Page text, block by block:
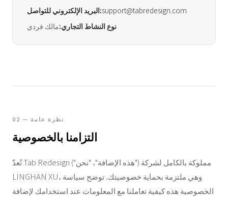
البريد الإلكتروني للتواصل:support@tabredesign.com
نوع النشاط التجاري:مالك فردي
02 — نظرة عامة
التزامنا بالخصوصية
تُعدّ Tab Redesign ("هذه الإضافة"، "نحن") مملوكة بالكامل لشركة
LINGHAN XU، وهي ملتزمة بحماية خصوصيتك. توضح سياسة
الخصوصية هذه كيفية تعاملنا مع المعلومات عند استخدامك لإضافة